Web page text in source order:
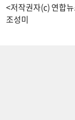
<저작권자(c) 연합
조성미